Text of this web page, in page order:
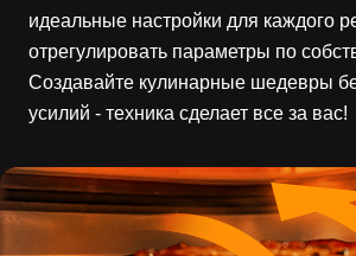
идеальные настройки для каждого
отрегулировать параметры по
Создавайте кулинарные шедевры
усилий - техника сделает все за вас!